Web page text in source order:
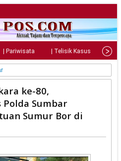
| Pariwisata | Telisik Kasus |
ke-80,
Sumbar
Sumur Bor di